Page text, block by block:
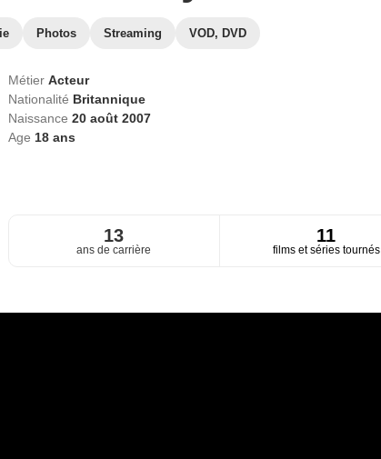
Photos Streaming VOD, DVD
Métier Acteur
Nationalité Britannique
Naissance 20 août 2007
Age 18ans
13
ans de carrière
11
films et séries tournés